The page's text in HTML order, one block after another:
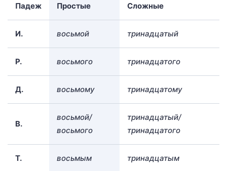
Падеж Простые Сложные
И. восьмой тринадцатый
Р. восьмого тринадцатого
Д. восьмому тринадцатому
В.
восьмой/
восьмого
тринадцатый/
тринадцатого
Т. восьмым тринадцатым